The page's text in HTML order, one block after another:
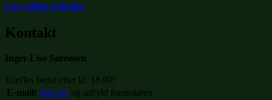
Læs ældre nyheder
Kontakt
Inger-Lise Sørensen
Træffes bedst efter kl. 18.00!
E-mail: klik herog udfyld formularen